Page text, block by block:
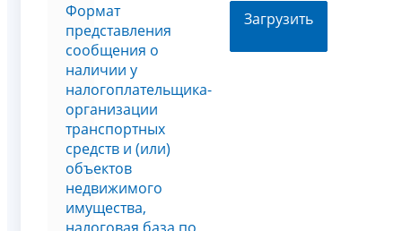
Формат
представления
сообщения о
наличии у
налогоплательщика-
организации
транспортных
средств и (или)
объектов
недвижимого
имущества,
Загрузить